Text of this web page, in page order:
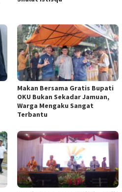
Makan Bersama Gratis Bupati
OKU Bukan Sekadar Jamuan,
Warga Mengaku Sangat
Terbantu